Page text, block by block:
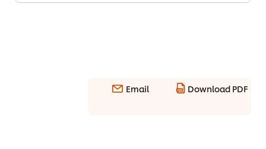
Download PDF
Email